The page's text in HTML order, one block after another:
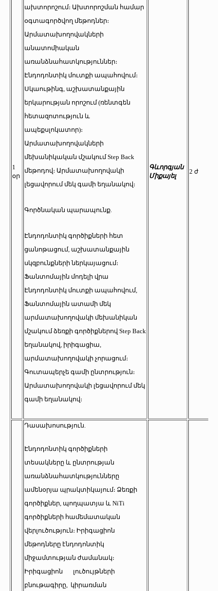
1
օր
ախտորոշում։ Ախտորոշման համար
օգտագործվող մեթոդներ։
Արմատախողովակների
անատոմիական
առանձնահատկություններ։
Էնդոդոնտիկ մուտքի ապահովում։
Սկաութինգ, աշխատանքային
երկարության որոշում (ռենտգեն
հետազոտություն և
ապեքսլոկատոր)։
Արմատախողովակների
մեխանիկական մշակում Step Back
մեթոդով։ Արմատախողովակի
լեցավորում մեկ գամի եղանակով։
Գործնական պարապունք.
Էնդոդոնտիկ գործիքների հետ
ցանոթացում, աշխատանքային
սկզբունքների ներկայացում։
Ֆանտոմային մոդելի վրա
Էնդոդոնտիկ մուտքի ապահովում,
Ֆանտոմային ատամի մեկ
արմատախողովակի մեխանիկան
մշակում ձեռքի գործիքներով Step Back
եղանակով, իրիգացիա,
արմատախողովակի չորացում։
Գուտապերչե գամի ընտրություն։
Արմատախողովակի լեցավորում մեկ
գամի եղանակով։
Գևորգյան
Միքայել
2 ժ
Դասախոսություն.
Էնդոդոնտիկ գործիքների
տեսակները և ընտրության
առանձնահատկությունները
ամենօրյա պրակտիկայում։ Ձեռքի
գործիքներ, պողպատյա և NiTi
գործիքների համեմատական
վերլուծություն։ Իրիգացիոն
մեթոդները էնդոդոնտիկ
միջամտության ժամանակ։
Իրիգացիոն լուծույթների
բնութագիրը, կիրառման